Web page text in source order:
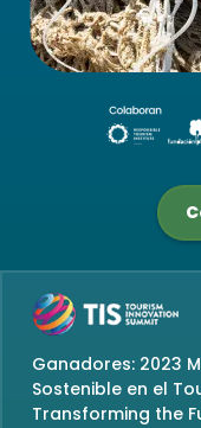
Ganadores: 2023
Sostenible en el
Transforming the